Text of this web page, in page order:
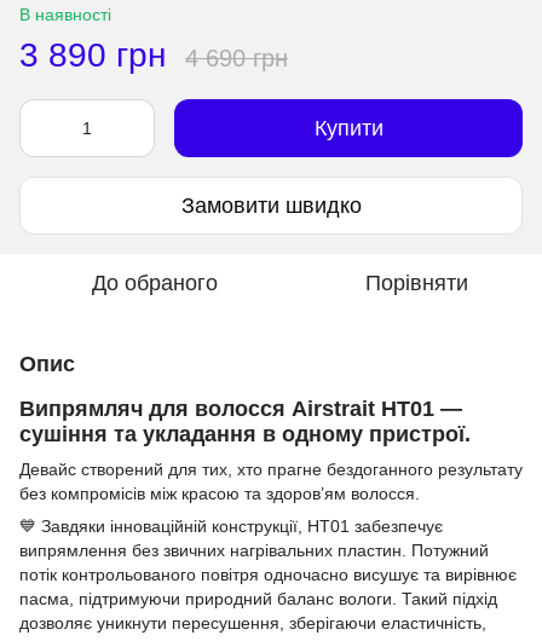
В наявності
3 890 грн 4 690 грн
Купити
Замовити швидко
До обраного Порівняти
Опис
Випрямляч для волосся Airstrait HT01 —
сушіння та укладання в одному пристрої.
Девайс створений для тих, хто прагне бездоганного результату
без компромісів між красою та здоров’ям волосся.
💙 Завдяки інноваційній конструкції, HT01 забезпечує
випрямлення без звичних нагрівальних пластин. Потужний
потік контрольованого повітря одночасно висушує та вирівнює
пасма, підтримуючи природний баланс вологи. Такий підхід
дозволяє уникнути пересушення, зберігаючи еластичність,